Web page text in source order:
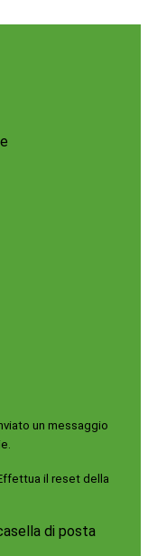
un messaggio
il reset della
di posta